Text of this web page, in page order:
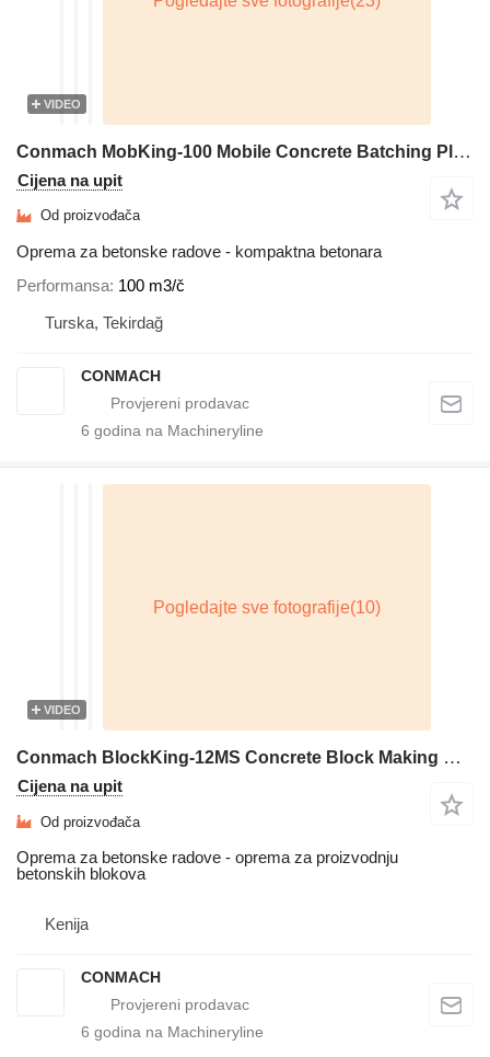
VIDEO
Conmach MobKing-100 Mobile Concrete Batching Plant - 100 m3/h
Cijena na upit
Od proizvođača
Oprema za betonske radove - kompaktna betonara
Performansa 100 m3/č
Turska, Tekirdağ
CONMACH
6 godina na Machineryline
VIDEO
Conmach BlockKing-12MS Concrete Block Making Machine - 4.000 units/shift
Cijena na upit
Od proizvođača
Oprema za betonske radove - oprema za proizvodnju
betonskih blokova
Kenija
CONMACH
6 godina na Machineryline